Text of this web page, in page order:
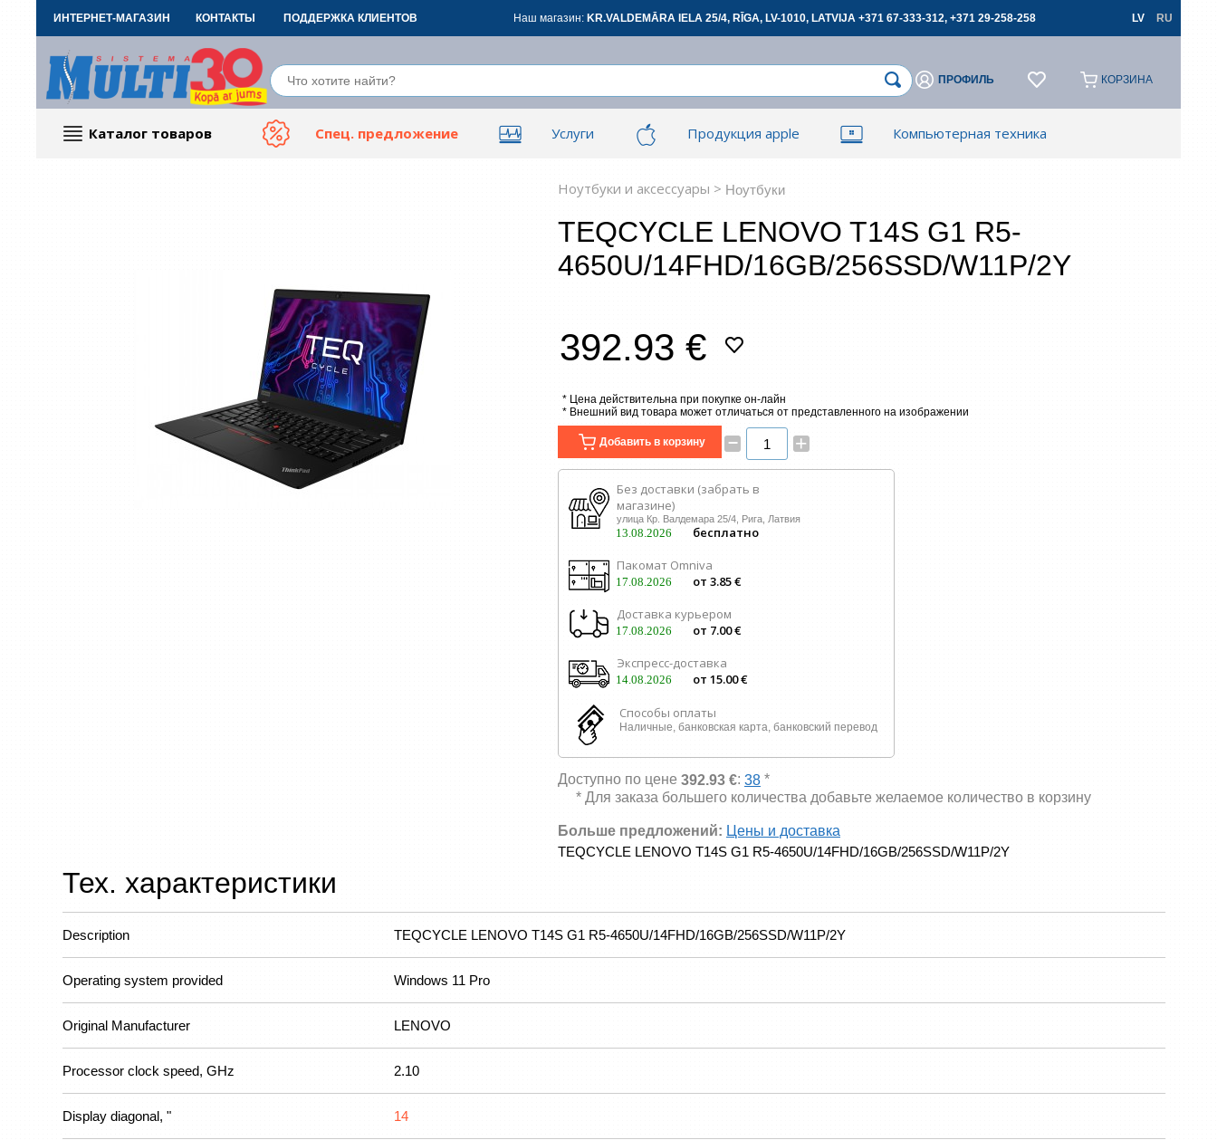
ИНТЕРНЕТ-МАГАЗИН КОНТАКТЫ ПОДДЕРЖКА КЛИЕНТОВ Наш магазин: KR.VALDEMĀRA IELA 25/4, RĪGA, LV-1010, LATVIJA +371 67-333-312, +371 29-258-258 LV RU
ПРОФИЛЬ
Зарегестрироваться
Зарегестрироваться
связано с покупкой или доставкой товаров
КОРЗИНА
Каталог товаров Спец. предложение Услуги Продукция apple Компьютерная техника
Сетевые товары
Renewd техника, Outlet
Ноутбуки и аксессуары > Ноутбуки
TEQCYCLE LENOVO T14S G1 R5-
4650U/14FHD/16GB/256SSD/W11P/2Y
392.93 €
* Цена действительна при покупке он-лайн
* Внешний вид товара может отличаться от представленного на изображении
Добавить в корзину – +
Без доставки (забрать в
магазине)
улица Кр. Валдемара 25/4, Рига, Латвия
13.08.2026
бесплатно
Пакомат Omniva
17.08.2026
от 3.85 €
Доставка курьером
17.08.2026
от 7.00 €
Экспресс-доставка
14.08.2026 от 15.00 €
Способы оплаты
Наличные, банковская карта, банковский перевод
Доступно по цене 392.93 €: 38 *
* Для заказа большего количества добавьте желаемое количество в корзину
Больше предложений: Цены и доставка
TEQCYCLE LENOVO T14S G1 R5-4650U/14FHD/16GB/256SSD/W11P/2Y
Тех. характеристики
Description TEQCYCLE LENOVO T14S G1 R5-4650U/14FHD/16GB/256SSD/W11P/2Y
Operating system provided Windows 11 Pro
Original Manufacturer LENOVO
Processor clock speed, GHz 2.10
Display diagonal, " 14